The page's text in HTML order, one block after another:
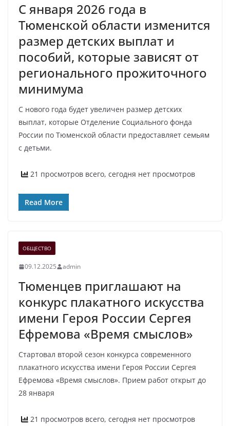
С января 2026 года в
Тюменской области изменится
размер детских выплат и
пособий, которые зависят от
регионального прожиточного
минимума
С нового года будет увеличен размер детских
выплат, которые Отделение Социального фонда
России по Тюменской области предоставляет семьям
с детьми.
21 просмотров всего, сегодня нет просмотров
Read More
ОБЩЕСТВО
09.12.2025 admin
Тюменцев приглашают на
конкурс плакатного искусства
имени Героя России Сергея
Ефремова «Время смыслов»
Стартовал второй сезон конкурса современного
плакатного искусства имени Героя России Сергея
Ефремова «Время смыслов». Прием работ открыт до
28 января
21 просмотров всего, сегодня нет просмотров